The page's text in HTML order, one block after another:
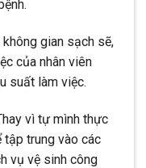
gian sạch sẽ,
của nhân viên
suất làm việc.
vì tự mình thực
tập trung vào các
vụ vệ sinh công